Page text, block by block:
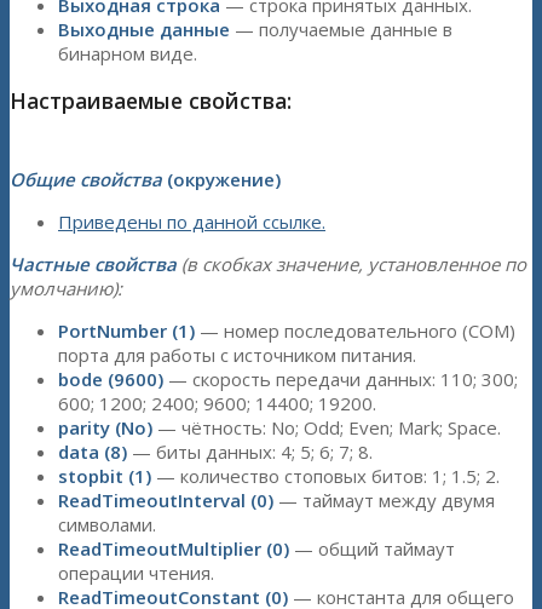
Выходные данные — получаемые данные в
бинарном виде.
Настраиваемые свойства:
Общие свойства (окружение)
Приведены по данной ссылке.
Частные свойства (в скобках значение, установленное по
умолчанию):
PortNumber (1) — номер последовательного (COM)
порта для работы с источником питания.
bode (9600) — скорость передачи данных: 110; 300;
600; 1200; 2400; 9600; 14400; 19200.
parity (No) — чётность: No; Odd; Even; Mark; Space.
data (8) — биты данных: 4; 5; 6; 7; 8.
stopbit (1) — количество стоповых битов: 1; 1.5; 2.
ReadTimeoutInterval (0) — таймаут между двумя
символами.
ReadTimeoutMultiplier (0) — общий таймаут
операции чтения.
ReadTimeoutConstant (0) — константа для общего